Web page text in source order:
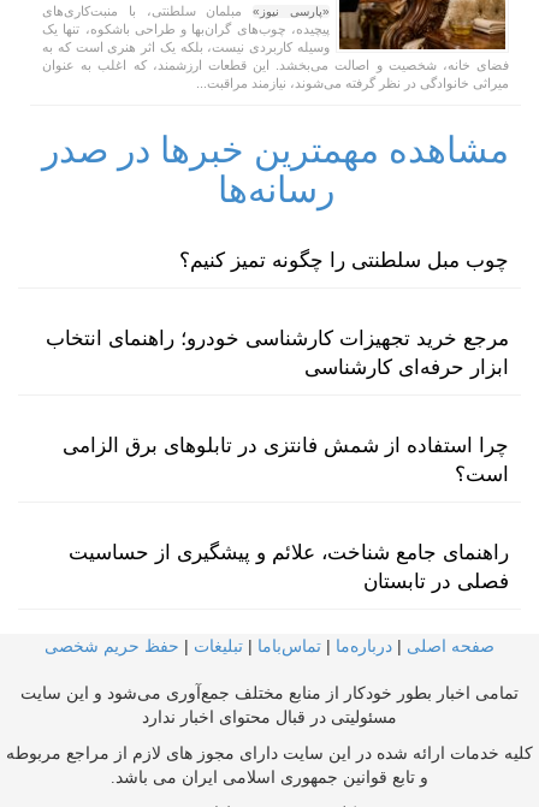
«پارسی نیوز»مبلمان سلطنتی، با منبت‌کاری‌های
پیچیده، چوب‌های گران‌بها و طراحی باشکوه، تنها یک
وسیله کاربردی نیست، بلکه یک اثر هنری است که به
فضای خانه، شخصیت و اصالت می‌بخشد. این قطعات ارزشمند، که اغلب به عنوان
میراثی خانوادگی در نظر گرفته می‌شوند، نیازمند مراقبت...
مشاهده مهمترین خبرها در صدر
رسانه‌ها
چوب مبل سلطنتی را چگونه تمیز کنیم؟
مرجع خرید تجهیزات کارشناسی خودرو؛ راهنمای انتخاب
ابزار حرفه‌ای کارشناسی
چرا استفاده از شمش فانتزی در تابلوهای برق الزامی
است؟
راهنمای جامع شناخت، علائم و پیشگیری از حساسیت
فصلی در تابستان
صفحه اصلی | درباره‌ما | تماس‌با‌ما | تبلیغات | حفظ حریم شخصی
تمامی اخبار بطور خودکار از منابع مختلف جمع‌آوری می‌شود و این سایت
مسئولیتی در قبال محتوای اخبار ندارد
کلیه خدمات ارائه شده در این سایت دارای مجوز های لازم از مراجع مربوطه
و تابع قوانین جمهوری اسلامی ایران می باشد.